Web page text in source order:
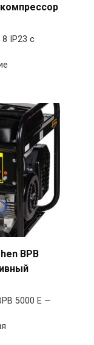
компрессор
IP23 с
BPB
5000 E —